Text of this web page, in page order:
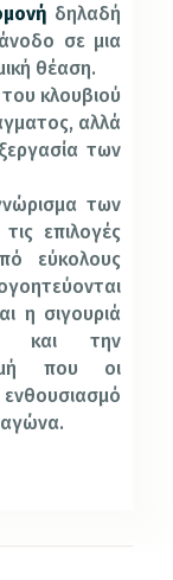
δηλαδή
σε μια
θέαση.
κλουβιού
αλλά
των
των
επιλογές
εύκολους
η σιγουριά
και την
που οι
αγώνα.